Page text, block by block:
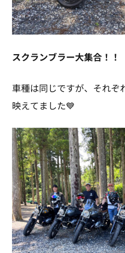
スクランブラー大集合！！
車種は同じですが、それぞ
映えてました💙